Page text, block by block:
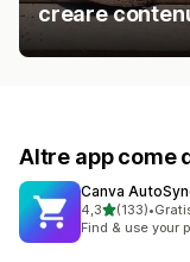
creare
Altre app come
Canva
4,3stelle su 5
(133)
133 recensioni
•
Find & use your